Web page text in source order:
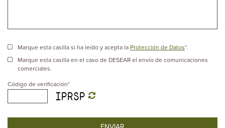
Marque esta casilla si ha leído y acepta la Protección de Datos*.
Marque esta casilla en el caso de DESEAR el envío de comunicaciones
comerciales.
Código de verificación*